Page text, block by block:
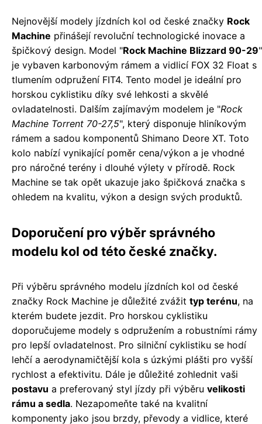
Nejnovější modely jízdních kol od české značky Rock
Machine přinášejí revoluční technologické inovace a
špičkový design. Model "Rock Machine Blizzard 90-29"
je vybaven karbonovým rámem a vidlicí FOX 32 Float s
tlumením odpružení FIT4. Tento model je ideální pro
horskou cyklistiku díky své lehkosti a skvělé
ovladatelnosti. Dalším zajímavým modelem je "Rock
Machine Torrent 70-27,5", který disponuje hliníkovým
rámem a sadou komponentů Shimano Deore XT. Toto
kolo nabízí vynikající poměr cena/výkon a je vhodné
pro náročné terény i dlouhé výlety v přírodě. Rock
Machine se tak opět ukazuje jako špičková značka s
ohledem na kvalitu, výkon a design svých produktů.
Doporučení pro výběr správného
modelu kol od této české značky.
Při výběru správného modelu jízdních kol od české
značky Rock Machine je důležité zvážit typ terénu, na
kterém budete jezdit. Pro horskou cyklistiku
doporučujeme modely s odpružením a robustními rámy
pro lepší ovladatelnost. Pro silniční cyklistiku se hodí
lehčí a aerodynamičtější kola s úzkými plášti pro vyšší
rychlost a efektivitu. Dále je důležité zohlednit vaši
postavu a preferovaný styl jízdy při výběru velikosti
rámu a sedla. Nezapomeňte také na kvalitní
komponenty jako jsou brzdy, převody a vidlice, které